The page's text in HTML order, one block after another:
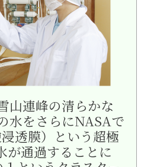
山連峰の清らかな
水をさらにNASAで
透膜）という超極
が通過することに